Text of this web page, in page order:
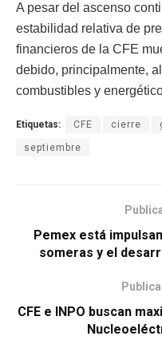
A pesar del ascenso
estabilidad relativa de
financieros de la CFE
debido, principalmente,
combustibles y
Etiquetas: CFE cierre
septiembre
Pemex está
someras y el
CFE e INPO buscan